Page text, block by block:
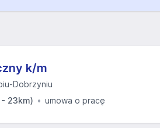
k/m
Dobrzyniu
23km)
umowa o pracę